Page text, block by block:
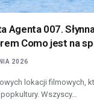
Agenta 007.
Como jest na
2026
lokacji filmowych,
Wszyscy…